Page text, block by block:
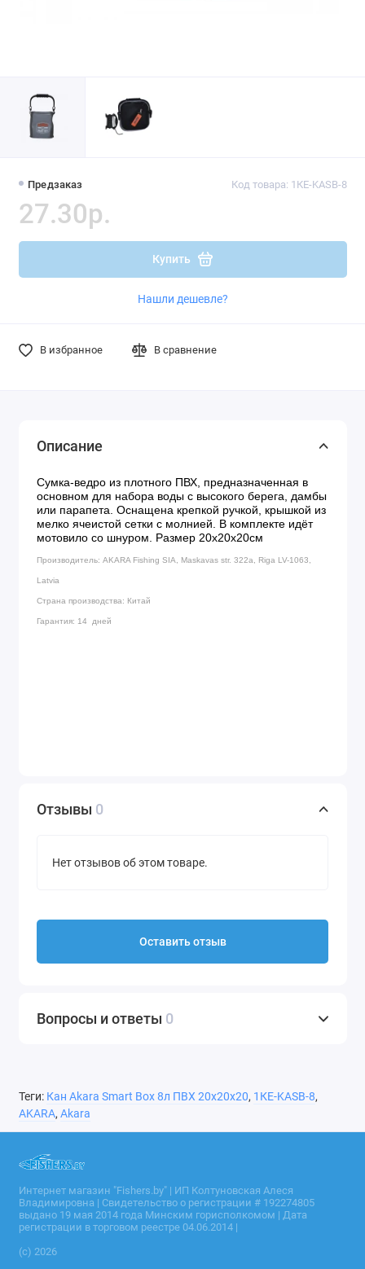
Предзаказ Код товара: 1КЕ-KASB-8
27.30р.
Купить
Нашли дешевле?
В избранное В сравнение
Описание
Сумка-ведро из плотного ПВХ, предназначенная в
основном для набора воды с высокого берега, дамбы
или парапета. Оснащена крепкой ручкой, крышкой из
мелко ячеистой сетки с молнией. В комплекте идёт
мотовило со шнуром. Размер 20х20х20см
Производитель: AKARA Fishing SIA, Maskavas str. 322a, Riga LV-1063,
Latvia
Страна производства: Китай
Гарантия: 14 дней
Отзывы 0
Нет отзывов об этом товаре.
Оставить отзыв
Вопросы и ответы 0
Теги: Кан Akara Smart Box 8л ПВХ 20х20х20, 1КЕ-KASB-8,
AKARA, Akara
Интернет магазин "Fishers.by" | ИП Колтуновская Алеся
Владимировна | Свидетельство о регистрации # 192274805
выдано 19 мая 2014 года Минским горисполкомом | Дата
регистрации в торговом реестре 04.06.2014 |
(c) 2026